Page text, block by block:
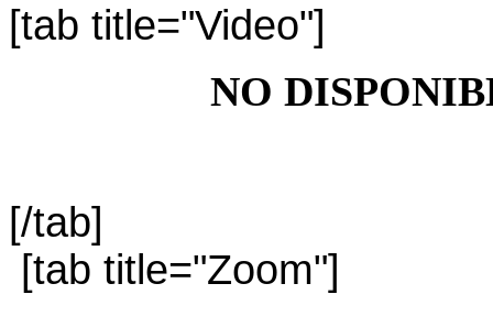
[tab title="Video"]
NO
[/tab]
[tab title="Zoom"]